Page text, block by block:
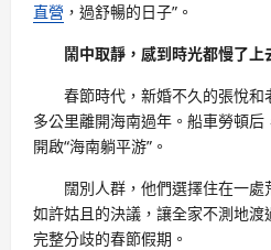
直營 ，過舒暢的日子”。
鬧中取靜，感到時光都慢了上
春節時代，新婚不久的張悅
多公里離開海南過年。船車勞頓后
開啟“海南躺平游”。
闊別人群，他們選擇住在一
如許姑且的決議，讓全家不測地渡
完整分歧的春節假期。